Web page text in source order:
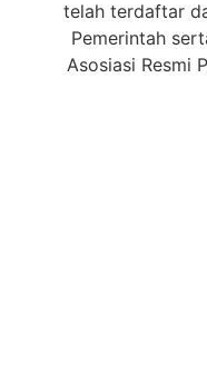
telah terdaftar
Pemerintah
Asosiasi Resmi